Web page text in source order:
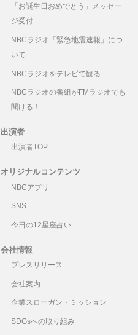
「お誕生日おめでとう」メッセー
ジ受付
NBCラジオ「緊急地震速報」につ
いて
NBCラジオをテレビで観る
NBCラジオの番組がFMラジオでも
聞ける！
出演者
出演者TOP
オリジナルコンテンツ
NBCアプリ
SNS
今日の12星座占い
会社情報
プレスリリース
会社案内
企業スローガン・ミッション
SDGsへの取り組み